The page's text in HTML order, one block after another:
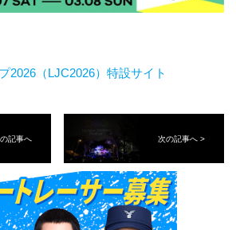
2026（LJC2026）特設サイト
記事へ 次の記事へ >